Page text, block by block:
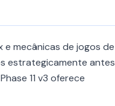
e mecânicas de jogos de
estrategicamente antes
11 v3 oferece